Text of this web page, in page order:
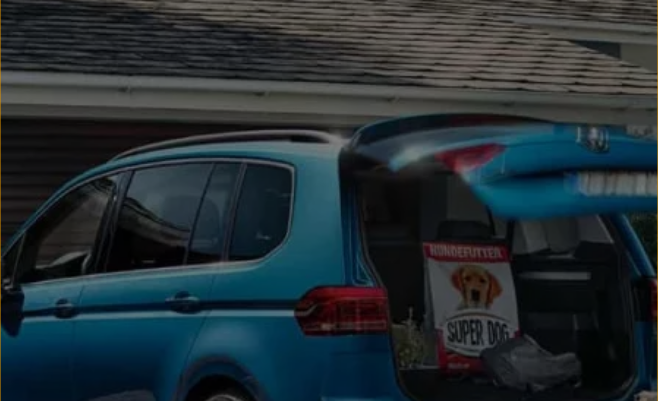
Baterías
Frenos
Motor y chasis
Aire acondicionado y filtros
Faros y lunas
Carrocería y pintura
Llantas y neumáticos
Recambios Volkswagen
Entretenimiento
Personalización
Tu coche conectado
Luces de advertencia
Manuales del coche
Información sobre EA189
Accede a My Volkswagen
Todo sobre tu Volkswagen
Información sobre Diésel XTL
Suscripción de mantenimiento Long Drive
Sharan
Golf
Polo
Passat
Tiguan
Touareg
Touran
t-roc-1
Asistencia en carretera